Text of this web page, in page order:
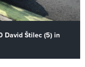
David Štilec (5) in